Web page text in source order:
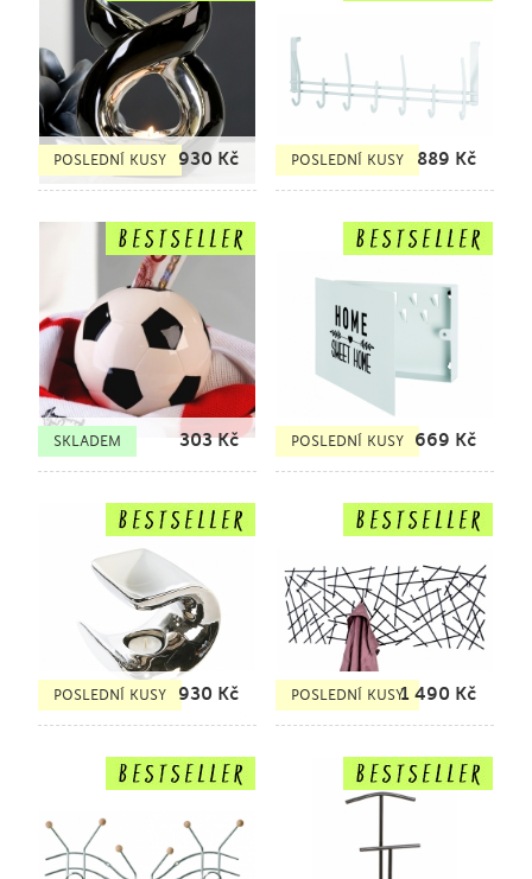
POSLEDNÍ KUSY 930 Kč POSLEDNÍ KUSY 889 Kč
SKLADEM 303Kč POSLEDNÍ KUSY 669 Kč
POSLEDNÍ KUSY 930 Kč POSLEDNÍ KUSY1 490 Kč